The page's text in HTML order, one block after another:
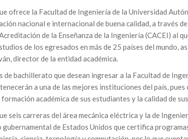
ofrece la Facultad de Ingeniería de la Universidad
nacional e internacional de buena calidad, a través
de la Enseñanza de la Ingeniería (CACEI) al
de los egresados en más de 25 países del mundo,
director de la entidad académica.
de bachillerato que desean ingresar a la Facultad de
a una de las mejores instituciones del país,
académica de sus estudiantes y la calidad de
seis carreras del área mecánica eléctrica y la de
gubernamental de Estados Unidos que certifica